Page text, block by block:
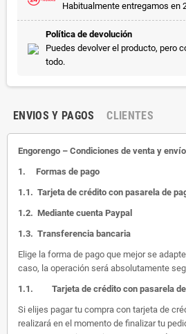
Habitualmente entregamos en
Política de devolución
Puedes devolver el producto, pero
todo.
ENVIOS Y PAGOS CLIENTES
Engorengo – Condiciones de venta y envío
1. Formas de pago
1.1. Tarjeta de crédito con pasarela de
1.2. Mediante cuenta Paypal
1.3. Transferencia bancaria
Elige la forma de pago que mejor se
caso, la operación será absolutamente
1.1. Tarjeta de crédito con pasarela
Si elijes pagar tu compra con tarjeta de
realizará en el momento de finalizar tu